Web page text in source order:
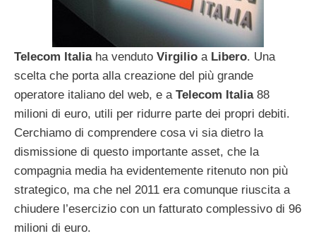
Telecom Italiaha venduto Virgilio a Libero. Una
scelta che porta alla creazione del più grande
operatore italiano del web, e a Telecom Italia88
milioni di euro, utili per ridurre parte dei propri debiti.
Cerchiamo di comprendere cosa vi sia dietro la
dismissione di questo importante asset, che la
compagnia media ha evidentemente ritenuto non più
strategico, ma che nel 2011 era comunque riuscita a
chiudere l’esercizio con un fatturato complessivo di 96
milioni di euro.